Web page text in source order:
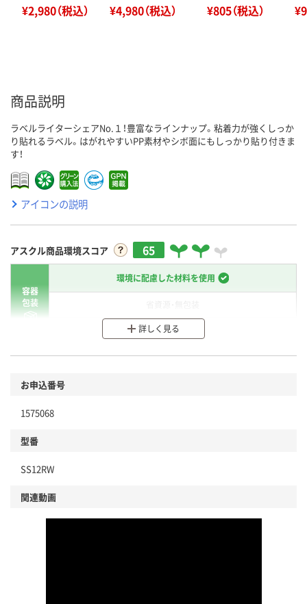
¥2,980（税込） ¥4,980（税込） ¥805（税込）
商品説明
ラベルライターシェアNo.１！豊富なラインナップ。粘着力が強くしっか
り貼れるラベル。はがれやすいPP素材やシボ面にもしっかり貼り付きま
す！
アイコンの説明
アスクル商品環境スコア 65
容器
包装
環境に配慮した材料を使用
分別・リサイクルしやすい設計
商品
本体
仕組
詳しく見る
お申込番号
1575068
型番
SS12RW
関連動画